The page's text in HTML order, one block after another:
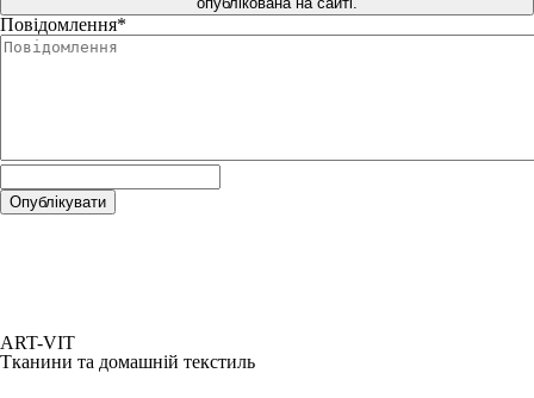
Повідомлення*
ART-VIT
Тканини та домашній текстиль